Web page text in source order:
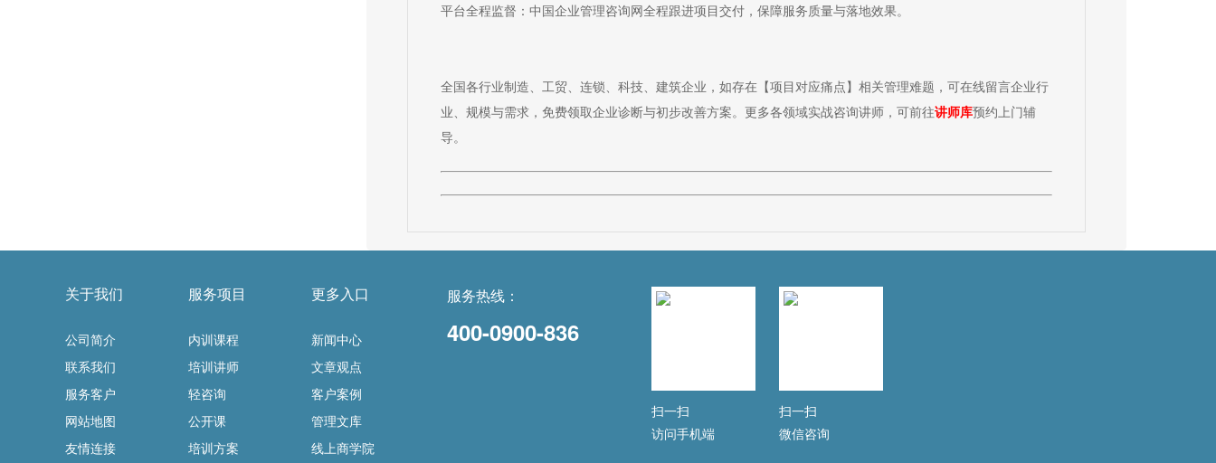
平台全程监督：中国企业管理咨询网全程跟进项目交付，保障服务质量与落地效果。
全国各行业制造、工贸、连锁、科技、建筑企业，如存在【项目对应痛点】相关管理难题，可在线留言企业行
业、规模与需求，免费领取企业诊断与初步改善方案。更多各领域实战咨询讲师，可前往讲师库预约上门辅
导。
关于我们
公司简介
联系我们
服务客户
网站地图
友情连接
服务项目
内训课程
培训讲师
轻咨询
公开课
培训方案
更多入口
新闻中心
文章观点
客户案例
管理文库
线上商学院
服务热线：
400-0900-836
扫一扫
访问手机端
扫一扫
微信咨询